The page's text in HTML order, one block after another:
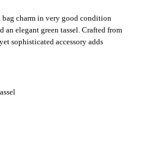
charm in very good condition
an elegant green tassel. Crafted from
sophisticated accessory adds
to your collection.